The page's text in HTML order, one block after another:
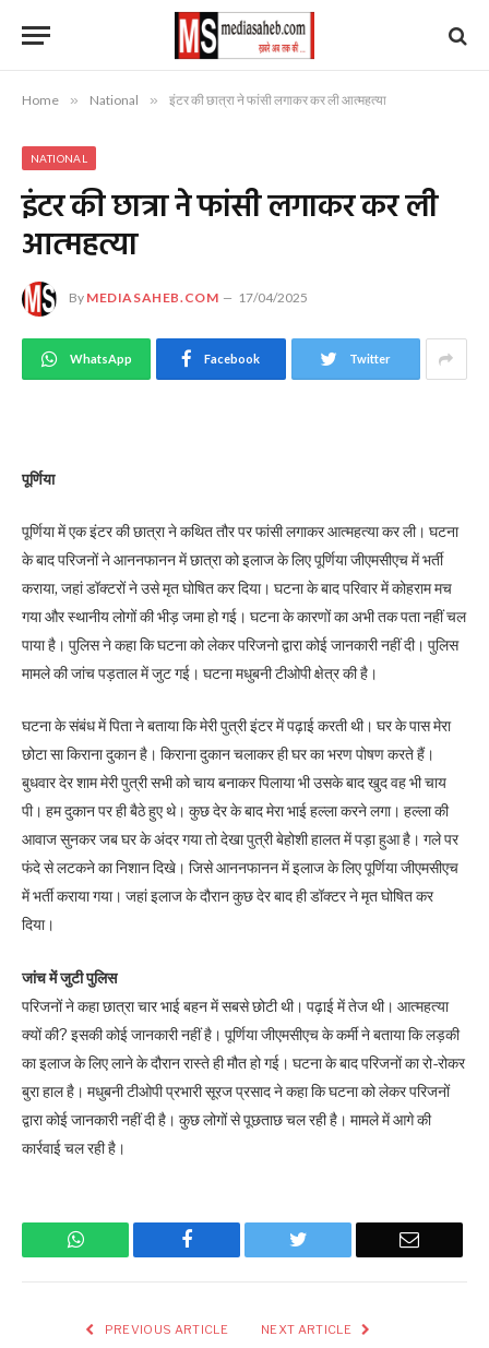
Home » National » इंटर की छात्रा ने फांसी लगाकर कर ली आत्महत्या
NATIONAL
इंटर की छात्रा ने फांसी लगाकर कर ली
आत्महत्या
By MEDIASAHEB.COM 17/04/2025
WhatsApp Facebook Twitter
पूर्णिया
पूर्णिया में एक इंटर की छात्रा ने कथित तौर पर फांसी लगाकर आत्महत्या कर ली। घटना
के बाद परिजनों ने आननफानन में छात्रा को इलाज के लिए पूर्णिया जीएमसीएच में भर्ती
कराया, जहां डॉक्टरों ने उसे मृत घोषित कर दिया। घटना के बाद परिवार में कोहराम मच
गया और स्थानीय लोगों की भीड़ जमा हो गई। घटना के कारणों का अभी तक पता नहीं चल
पाया है। पुलिस ने कहा कि घटना को लेकर परिजनो द्वारा कोई जानकारी नहीं दी। पुलिस
मामले की जांच पड़ताल में जुट गई। घटना मधुबनी टीओपी क्षेत्र की है।
घटना के संबंध में पिता ने बताया कि मेरी पुत्री इंटर में पढ़ाई करती थी। घर के पास मेरा
छोटा सा किराना दुकान है। किराना दुकान चलाकर ही घर का भरण पोषण करते हैं।
बुधवार देर शाम मेरी पुत्री सभी को चाय बनाकर पिलाया भी उसके बाद खुद वह भी चाय
पी। हम दुकान पर ही बैठे हुए थे। कुछ देर के बाद मेरा भाई हल्ला करने लगा। हल्ला की
आवाज सुनकर जब घर के अंदर गया तो देखा पुत्री बेहोशी हालत में पड़ा हुआ है। गले पर
फंदे से लटकने का निशान दिखे। जिसे आननफानन में इलाज के लिए पूर्णिया जीएमसीएच
में भर्ती कराया गया। जहां इलाज के दौरान कुछ देर बाद ही डॉक्टर ने मृत घोषित कर
दिया।
जांच में जुटी पुलिस
परिजनों ने कहा छात्रा चार भाई बहन में सबसे छोटी थी। पढ़ाई में तेज थी। आत्महत्या
क्यों की? इसकी कोई जानकारी नहीं है। पूर्णिया जीएमसीएच के कर्मी ने बताया कि लड़की
का इलाज के लिए लाने के दौरान रास्ते ही मौत हो गई। घटना के बाद परिजनों का रो-रोकर
बुरा हाल है। मधुबनी टीओपी प्रभारी सूरज प्रसाद ने कहा कि घटना को लेकर परिजनों
द्वारा कोई जानकारी नहीं दी है। कुछ लोगों से पूछताछ चल रही है। मामले में आगे की
कार्रवाई चल रही है।
WhatsApp Facebook Twitter Email
PREVIOUS ARTICLE NEXT ARTICLE